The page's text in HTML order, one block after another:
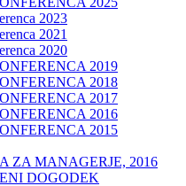
2023
2021
2020
2019
2018
2017
2016
2015
ZA MANAGERJE, 2016
DOGODEK